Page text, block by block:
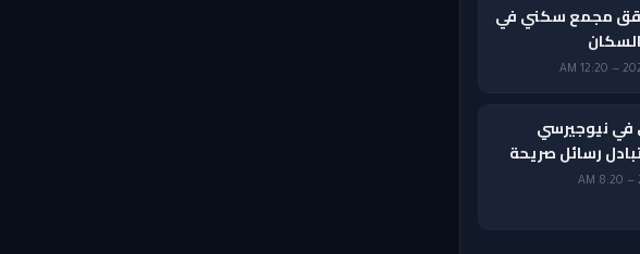
مجمع سكني في
في نيوجيرسي
رسائل صريحة